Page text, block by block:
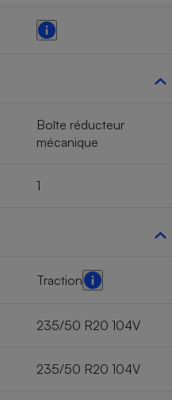
Boîte réducteur
mécanique
1
Traction
235/50 R20 104V
235/50 R20 104V